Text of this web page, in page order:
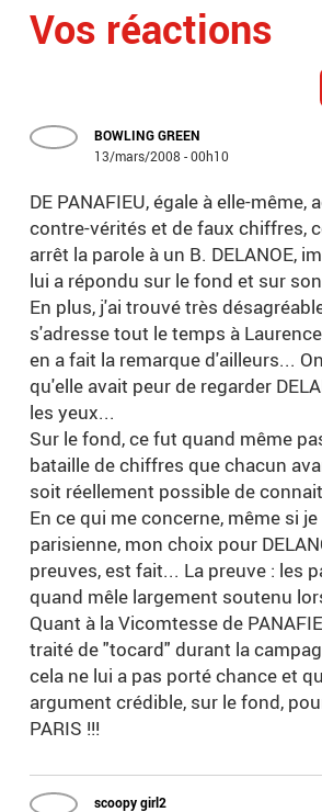
Vos réactions
BOWLING GREEN
13/mars/2008 - 00h10
DE PANAFIEU, égale à elle-même,
contre-vérités et de faux chiffres,
arrêt la parole à un B. DELANOE,
lui a répondu sur le fond et sur
En plus, j'ai trouvé très
s'adresse tout le temps à
en a fait la remarque d'ailleurs...
qu'elle avait peur de regarder
les yeux...
Sur le fond, ce fut quand même
bataille de chiffres que chacun
soit réellement possible de
En ce qui me concerne, même si
parisienne, mon choix pour
preuves, est fait... La preuve : les
quand mêle largement soutenu
Quant à la Vicomtesse de
traité de "tocard" durant la
cela ne lui a pas porté chance et
argument crédible, sur le fond,
PARIS !!!
scoopy girl2